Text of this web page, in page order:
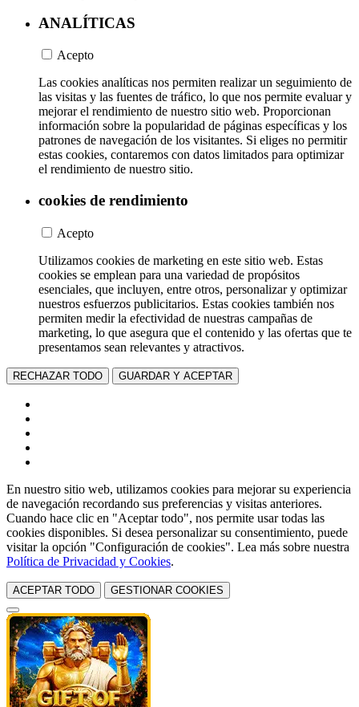
ANALÍTICAS
Acepto
Las cookies analíticas nos permiten realizar un seguimiento de
las visitas y las fuentes de tráfico, lo que nos permite evaluar y
mejorar el rendimiento de nuestro sitio web. Proporcionan
información sobre la popularidad de páginas específicas y los
patrones de navegación de los visitantes. Si eliges no permitir
estas cookies, contaremos con datos limitados para optimizar
el rendimiento de nuestro sitio.
cookies de rendimiento
Acepto
Utilizamos cookies de marketing en este sitio web. Estas
cookies se emplean para una variedad de propósitos
esenciales, que incluyen, entre otros, personalizar y optimizar
nuestros esfuerzos publicitarios. Estas cookies también nos
permiten medir la efectividad de nuestras campañas de
marketing, lo que asegura que el contenido y las ofertas que te
presentamos sean relevantes y atractivos.
RECHAZAR TODO GUARDAR Y ACEPTAR
En nuestro sitio web, utilizamos cookies para mejorar su experiencia
de navegación recordando sus preferencias y visitas anteriores.
Cuando hace clic en "Aceptar todo", nos permite usar todas las
cookies disponibles. Si desea personalizar su consentimiento, puede
visitar la opción "Configuración de cookies". Lea más sobre nuestra
Política de Privacidad y Cookies.
ACEPTAR TODO GESTIONAR COOKIES